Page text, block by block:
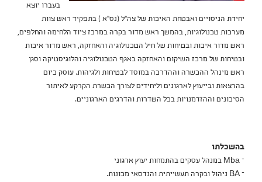
בעברו יוצא
יחידת הניסויים ואבטחת האיכות של צה"ל (נס"א ) בתפקיד ראש צוות
מערכות טכנולוגיות, בהמשך ראש מדור בקרה במרכז ציוד הלחימה והחלפים,
ראש מדור איכות ובטיחות של חיל הטכנולוגיה והאחזקה, ראש מדור איכות
ובטיחות של מרכז השיקום והאחזקה באגף הטכנולוגיה והלוגיסטיקה וסגן
ראש מינהל ההכשרה וההדרכה במוסד לבטיחות ולגיהות. עוסק כיום
בהרצאות ובייעוץ לארגונים וליחידים לצורך הכשרת הקרקע לאיתור
הסיכונים וההזדמנויות בכל השדרות והדרגים הארגוניים.
בהשכלתו
– Mba במנהל עסקים בהתמחות יעוץ ארגוני
– BA ניהול ובקרה תעשייתית והנדסאי מכונות.